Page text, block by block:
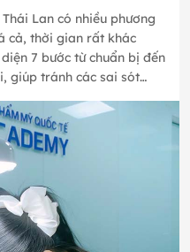
Lan có nhiều phương
cả, thời gian rất khác
7 bước từ chuẩn bị đến
giúp tránh các sai sót